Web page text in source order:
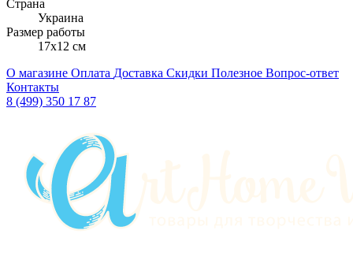
Страна
Украина
Размер работы
17x12 см
О магазине Оплата Доставка Скидки Полезное Вопрос-ответ
Контакты
8 (499) 350 17 87